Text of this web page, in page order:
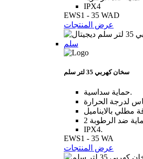
IPX4
EWS1 - 35 WAD
عرض المنتجات
سلم
سخان كهربي 35 لتر سلم
حماية سداسية.
IPX4.
EWS1 - 35 WA
عرض المنتجات